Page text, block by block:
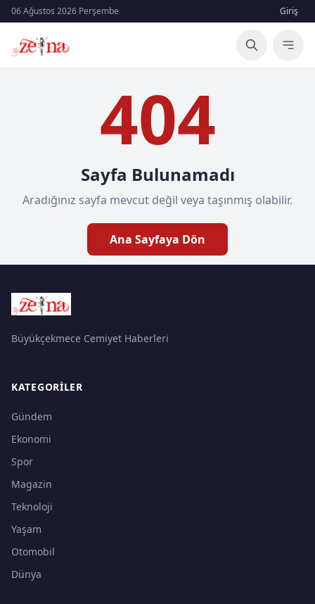
06 Ağustos 2026 Perşembe Giriş
404
Sayfa Bulunamadı
Aradığınız sayfa mevcut değil veya taşınmış olabilir.
Ana Sayfaya Dön
Büyükçekmece Cemiyet Haberleri
KATEGORILER
Gündem
Ekonomi
Spor
Magazin
Teknoloji
Yaşam
Otomobil
Dünya